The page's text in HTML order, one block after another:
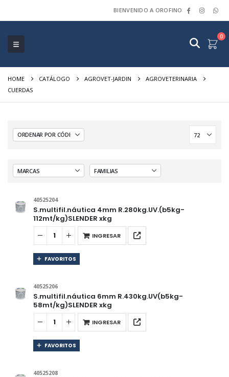
BIENVENIDO A OROFINO
0
HOME CATÁLOGO AGROVET-JARDIN
AGROVETERINARIA
CUERDAS
40525204
S.multifil.náutica 4mm R.280kg.UV.(b5kg-
112mt/kg)SLENDER xkg
INGRESAR
FAVORITOS
40525206
S.multifil.náutica 6mm R.430kg.UV(b5kg-
58mt/kg)SLENDER xkg
INGRESAR
FAVORITOS
40525208